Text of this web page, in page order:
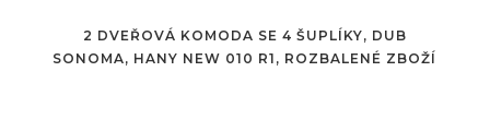
2 DVEŘOVÁ KOMODA SE 4 ŠUPLÍKY, DUB
SONOMA, HANY NEW 010 R1, ROZBALENÉ ZBOŽÍ